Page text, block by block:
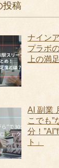
投稿
ナイン
プラボ
上の満
AI 副業
こでも”
分！
ト」